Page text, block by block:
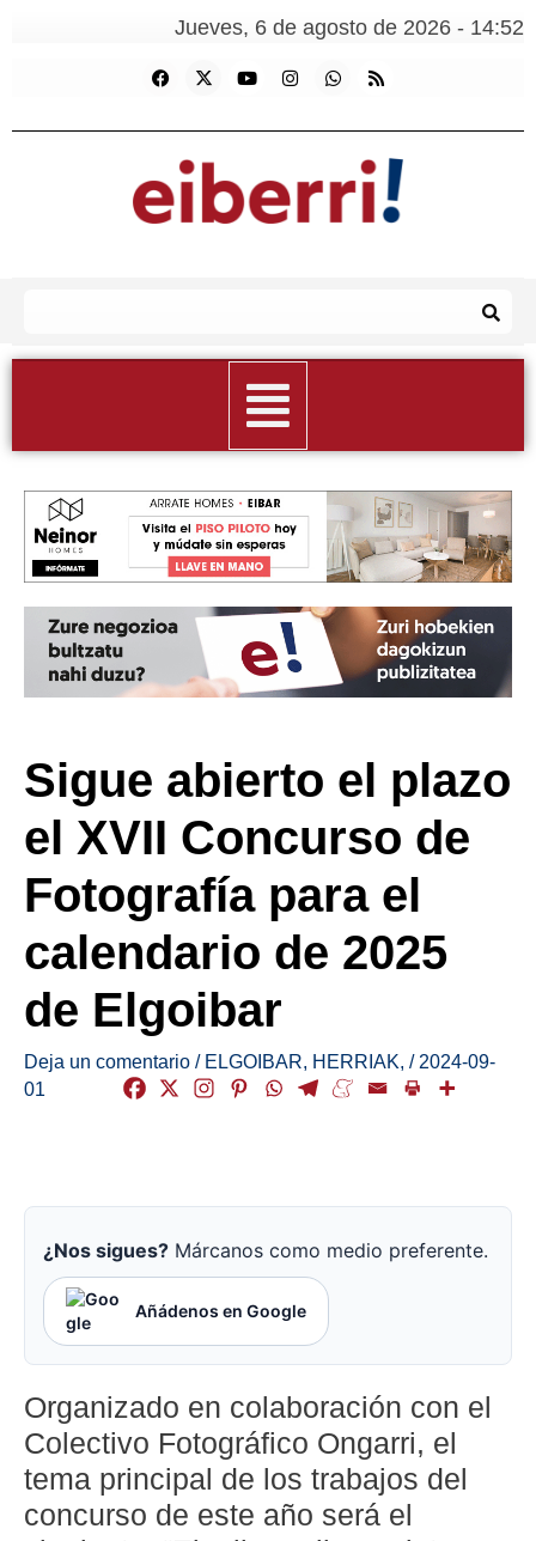
Jueves, 6 de agosto de 2026 - 14:52
Sigue abierto el plazo
el XVII Concurso de
Fotografía para el
calendario de 2025
de Elgoibar
Deja un comentario / ELGOIBAR, HERRIAK, / 2024-09-
01
¿Nos sigues? Márcanos como medio preferente.
Añádenos en Google
Organizado en colaboración con el
Colectivo Fotográfico Ongarri, el
tema principal de los trabajos del
concurso de este año será el